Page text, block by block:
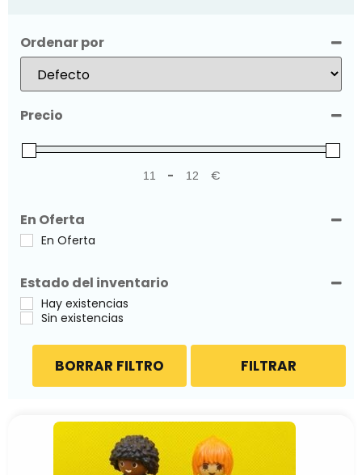
Ordenar por
Sort Products
Precio
Minimum Price
- Maximum Price
€
En Oferta
En Oferta
Estado del inventario
Hay existencias
Sin existencias
FILTRAR
BORRAR FILTRO